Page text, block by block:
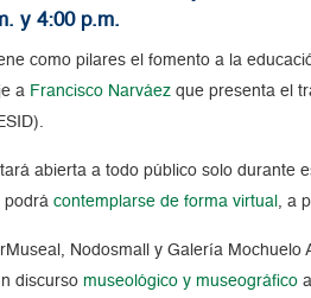
y 4:00 p.m.
como pilares el fomento a la
a Francisco Narváez que presenta el
abierta a todo público solo durante
podrácontemplarse de forma virtual , a
Nodosmall y Galería
discursomuseológico y museográfico